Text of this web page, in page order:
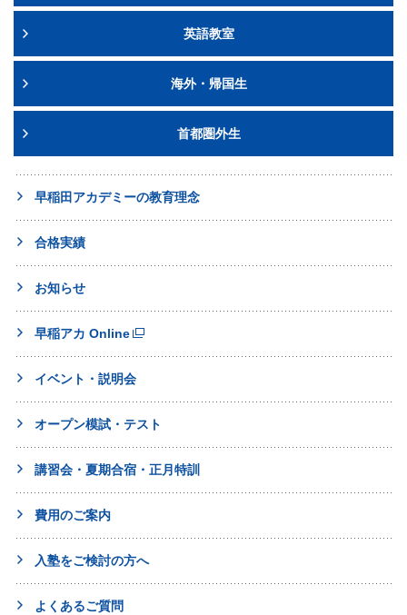
英語教室
海外・帰国生
首都圏外生
早稲田アカデミーの教育理念
合格実績
お知らせ
早稲アカ Online
イベント・説明会
オープン模試・テスト
講習会・夏期合宿・正月特訓
費用のご案内
入塾をご検討の方へ
よくあるご質問